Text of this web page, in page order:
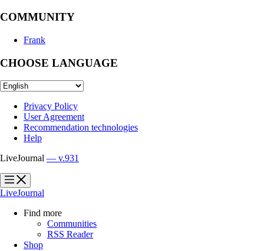
COMMUNITY
Frank
CHOOSE LANGUAGE
Privacy Policy
User Agreement
Recommendation technologies
Help
LiveJournal — v.931
?
?
LiveJournal
Find more
Communities
RSS Reader
Shop